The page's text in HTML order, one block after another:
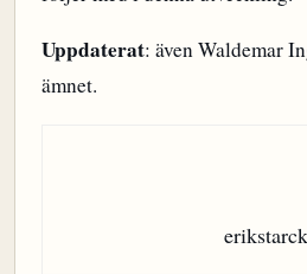
Uppdaterat: även Waldemar
ämnet.
erikstarck